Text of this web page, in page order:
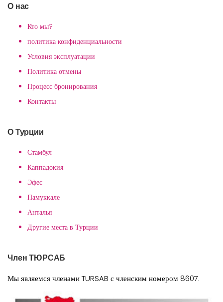
О нас
Кто мы?
политика конфиденциальности
Условия эксплуатации
Политика отмены
Процесс бронирования
Контакты
О Турции
Стамбул
Каппадокия
Эфес
Памуккале
Анталья
Другие места в Турции
Член ТЮРСАБ
Мы являемся членами TURSAB с членским номером 8607.